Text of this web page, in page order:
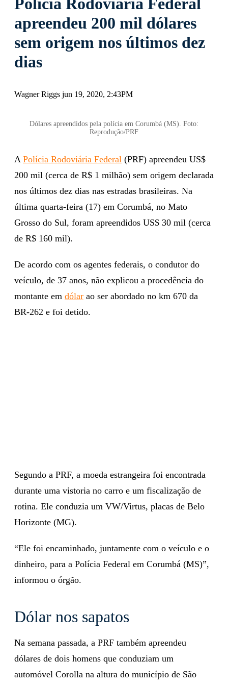
apreendeu 200 mil dólares
sem origem nos últimos dez
dias
Wagner Riggs jun 19, 2020, 2:43PM
Dólares apreendidos pela polícia em Corumbá (MS). Foto:
Reprodução/PRF
A Polícia Rodoviária Federal (PRF) apreendeu US$
200 mil (cerca de R$ 1 milhão) sem origem declarada
nos últimos dez dias nas estradas brasileiras. Na
última quarta-feira (17) em Corumbá, no Mato
Grosso do Sul, foram apreendidos US$ 30 mil (cerca
de R$ 160 mil).
De acordo com os agentes federais, o condutor do
veículo, de 37 anos, não explicou a procedência do
montante em dólar ao ser abordado no km 670 da
BR-262 e foi detido.
Segundo a PRF, a moeda estrangeira foi encontrada
durante uma vistoria no carro e um fiscalização de
rotina. Ele conduzia um VW/Virtus, placas de Belo
Horizonte (MG).
“Ele foi encaminhado, juntamente com o veículo e o
dinheiro, para a Polícia Federal em Corumbá (MS)”,
informou o órgão.
Dólar nos sapatos
Na semana passada, a PRF também apreendeu
dólares de dois homens que conduziam um
automóvel Corolla na altura do município de São